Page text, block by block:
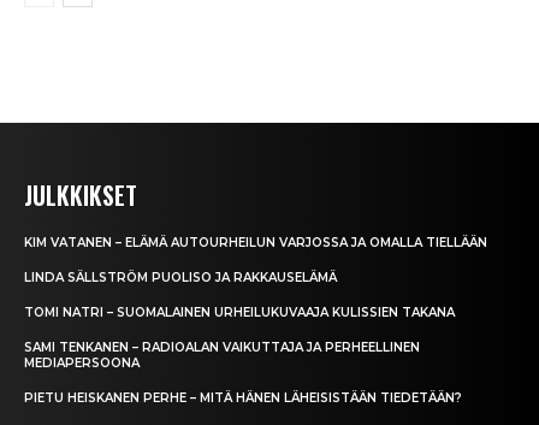
JULKKIKSET
KIM VATANEN – ELÄMÄ AUTOURHEILUN VARJOSSA JA OMALLA TIELLÄÄN
LINDA SÄLLSTRÖM PUOLISO JA RAKKAUSELÄMÄ
TOMI NATRI – SUOMALAINEN URHEILUKUVAAJA KULISSIEN TAKANA
SAMI TENKANEN – RADIOALAN VAIKUTTAJA JA PERHEELLINEN
MEDIAPERSOONA
PIETU HEISKANEN PERHE – MITÄ HÄNEN LÄHEISISTÄÄN TIEDETÄÄN?